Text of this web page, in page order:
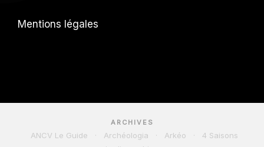
Mentions légales
ARCHIVES
ANCV Le Guide · Archéologia · Arkéo ·
4 Saisons